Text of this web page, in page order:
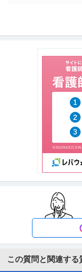
経理（財務会計） ／
社会インフラを支える
JFEスチール株式会社
年収800万円〜1,100万
【職種】管理＞経理（財
応じ、当該求人をビズリー
法人営業 ／ システム
ドビジネスのトータル
年収500万円〜700万円
【職種】営業＞法人営業
当該求人をビズリーチ上で
建築設計 ／ 「設計職
株式会社アクタス
土日休
年収400万円〜800万円
応じ、当該求人をビズリー
この質問と関連する